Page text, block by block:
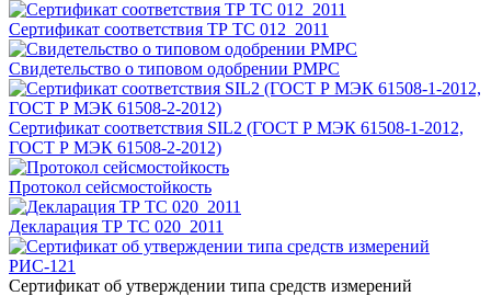
Сертификат соответствия ТР ТС 012_2011
Свидетельство о типовом одобрении РМРС
Сертификат соответствия SIL2 (ГОСТ Р МЭК 61508-1-2012,
ГОСТ Р МЭК 61508-2-2012)
Протокол сейсмостойкость
Декларация ТР ТС 020_2011
Сертификат об утверждении типа средств измерений